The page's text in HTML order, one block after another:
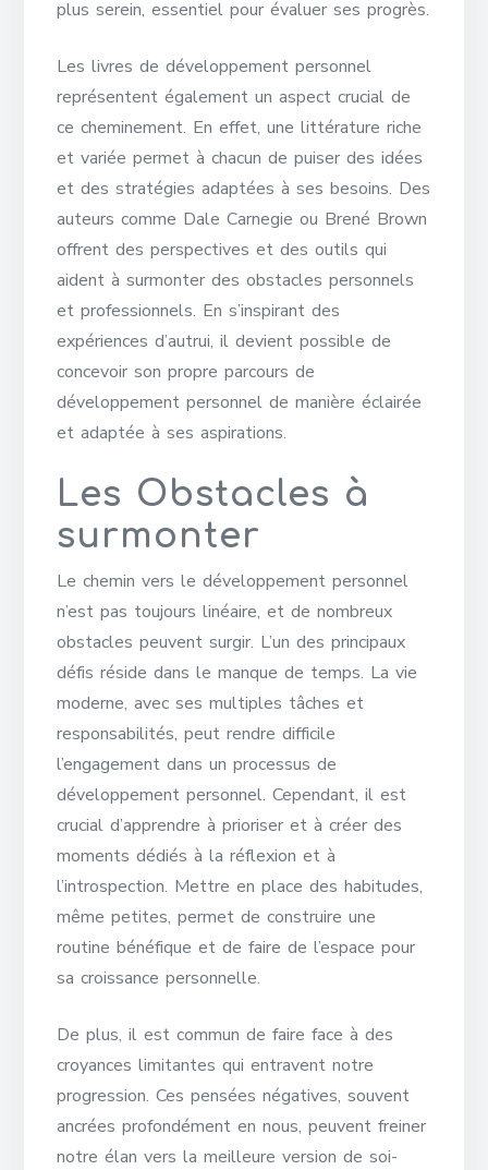
plus serein, essentiel pour évaluer ses progrès.
Les livres de développement personnel
représentent également un aspect crucial de
ce cheminement. En effet, une littérature riche
et variée permet à chacun de puiser des idées
et des stratégies adaptées à ses besoins. Des
auteurs comme Dale Carnegie ou Brené Brown
offrent des perspectives et des outils qui
aident à surmonter des obstacles personnels
et professionnels. En s’inspirant des
expériences d’autrui, il devient possible de
concevoir son propre parcours de
développement personnel de manière éclairée
et adaptée à ses aspirations.
Les Obstacles à
surmonter
Le chemin vers le développement personnel
n’est pas toujours linéaire, et de nombreux
obstacles peuvent surgir. L’un des principaux
défis réside dans le manque de temps. La vie
moderne, avec ses multiples tâches et
responsabilités, peut rendre difficile
l’engagement dans un processus de
développement personnel. Cependant, il est
crucial d’apprendre à prioriser et à créer des
moments dédiés à la réflexion et à
l’introspection. Mettre en place des habitudes,
même petites, permet de construire une
routine bénéfique et de faire de l’espace pour
sa croissance personnelle.
De plus, il est commun de faire face à des
croyances limitantes qui entravent notre
progression. Ces pensées négatives, souvent
ancrées profondément en nous, peuvent freiner
notre élan vers la meilleure version de soi-